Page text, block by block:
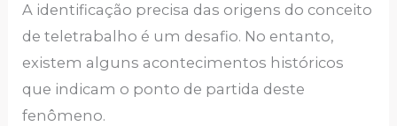
A identificação precisa das origens do conceito
de teletrabalho é um desafio. No entanto,
existem alguns acontecimentos históricos
que indicam o ponto de partida deste
fenômeno.